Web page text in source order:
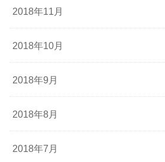
2018年11月
2018年10月
2018年9月
2018年8月
2018年7月